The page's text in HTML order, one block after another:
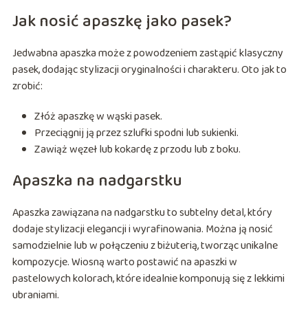
Jak nosić apaszkę jako pasek?
Jedwabna apaszka może z powodzeniem zastąpić klasyczny
pasek, dodając stylizacji oryginalności i charakteru. Oto jak to
zrobić:
Złóż apaszkę w wąski pasek.
Przeciągnij ją przez szlufki spodni lub sukienki.
Zawiąż węzeł lub kokardę z przodu lub z boku.
Apaszka na nadgarstku
Apaszka zawiązana na nadgarstku to subtelny detal, który
dodaje stylizacji elegancji i wyrafinowania. Można ją nosić
samodzielnie lub w połączeniu z biżuterią, tworząc unikalne
kompozycje. Wiosną warto postawić na apaszki w
pastelowych kolorach, które idealnie komponują się z lekkimi
ubraniami.